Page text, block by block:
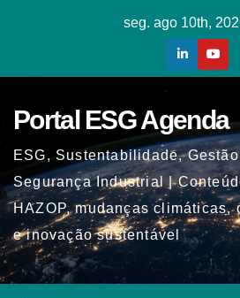
seg. ago 10th,
Portal ESG Agenda
ESG, Sustentabilidade,
Segurança Industrial |
HAZOP, mudanças climáticas,
e inovação sustentável